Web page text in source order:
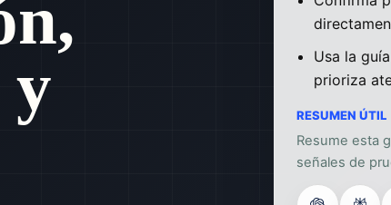
y
Usa la
prioriza
RESUMEN ÚTIL
Resume esta
señales de